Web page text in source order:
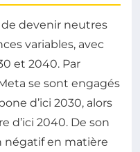
devenir neutres
variables, avec
et 2040. Par
se sont engagés
d’ici 2030, alors
d’ici 2040. De son
négatif en matière